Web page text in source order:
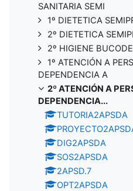
SANITARIA SEMI
1º DIETETICA
2º DIETETICA
2º HIGIENE
1º ATENCIÓN A
DEPENDENCIA A
2º ATENCIÓN A
DEPENDENCIA...
TUTORIA2APSDA
DIG2APSDA
SOS2APSDA
2APSD.7
OPT2APSDA